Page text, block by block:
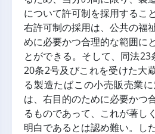
について許可制を採用するこ
右許可制の採用は、公共の福
めに必要かつ合理的な範囲に
とができる。そして、同法
20条2号及びこれを受けた大
る製造たばこの小売販売業
は、右目的のために必要かつ
るものであって、これが著し
明白であるとは認め難い。し